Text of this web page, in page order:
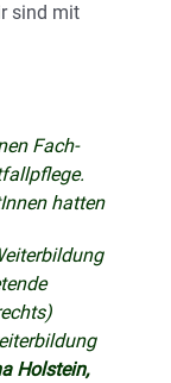
sind mit
Fach-
hatten
Holstein,